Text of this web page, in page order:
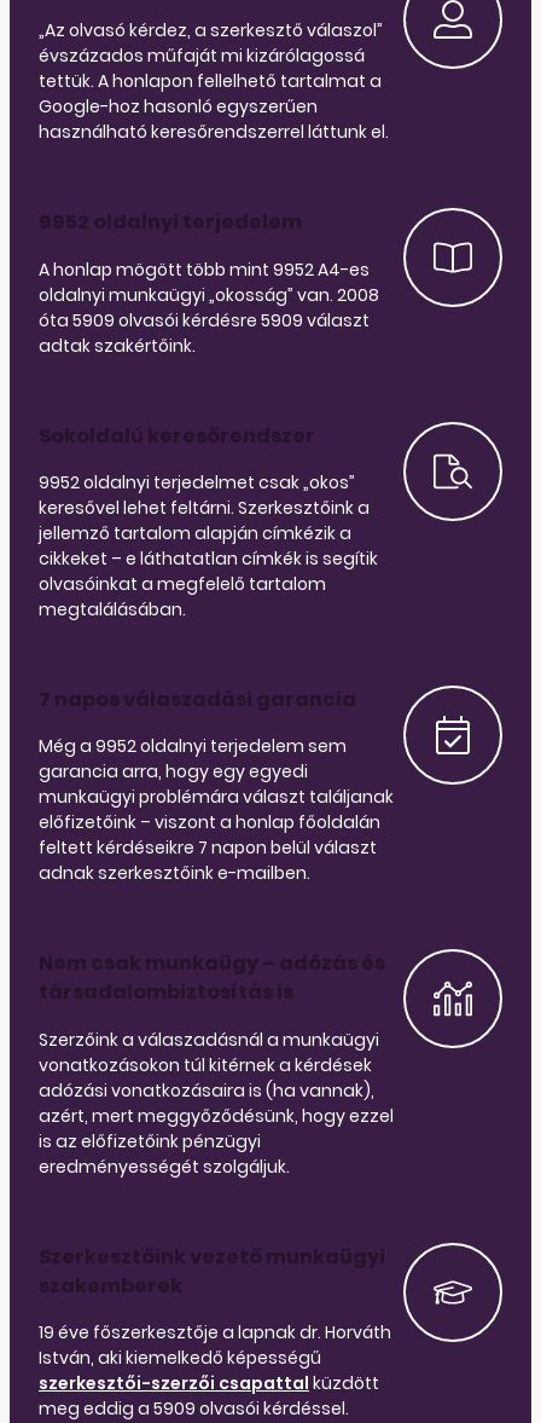
„Az olvasó kérdez, a szerkesztő válaszol”
évszázados műfaját mi kizárólagossá
tettük. A honlapon fellelhető tartalmat a
Google-hoz hasonló egyszerűen
használható keresőrendszerrel láttunk el.
9952 oldalnyi terjedelem
A honlap mögött több mint 9952 A4-es
oldalnyi munkaügyi „okosság” van. 2008
óta 5909 olvasói kérdésre 5909 választ
adtak szakértőink.
Sokoldalú keresőrendszer
9952 oldalnyi terjedelmet csak „okos”
keresővel lehet feltárni. Szerkesztőink a
jellemző tartalom alapján címkézik a
cikkeket – e láthatatlan címkék is segítik
olvasóinkat a megfelelő tartalom
megtalálásában.
7 napos válaszadási garancia
Még a 9952 oldalnyi terjedelem sem
garancia arra, hogy egy egyedi
munkaügyi problémára választ találjanak
előfizetőink – viszont a honlap főoldalán
feltett kérdéseikre 7 napon belül választ
adnak szerkesztőink e-mailben.
Nem csak munkaügy – adózás és
társadalombiztosítás is
Szerzőink a válaszadásnál a munkaügyi
vonatkozásokon túl kitérnek a kérdések
adózási vonatkozásaira is (ha vannak),
azért, mert meggyőződésünk, hogy ezzel
is az előfizetőink pénzügyi
eredményességét szolgáljuk.
Szerkesztőink vezető munkaügyi
szakemberek
19 éve főszerkesztője a lapnak dr. Horváth
István, aki kiemelkedő képességű
szerkesztői-szerzői csapattal küzdött
meg eddig a 5909 olvasói kérdéssel.